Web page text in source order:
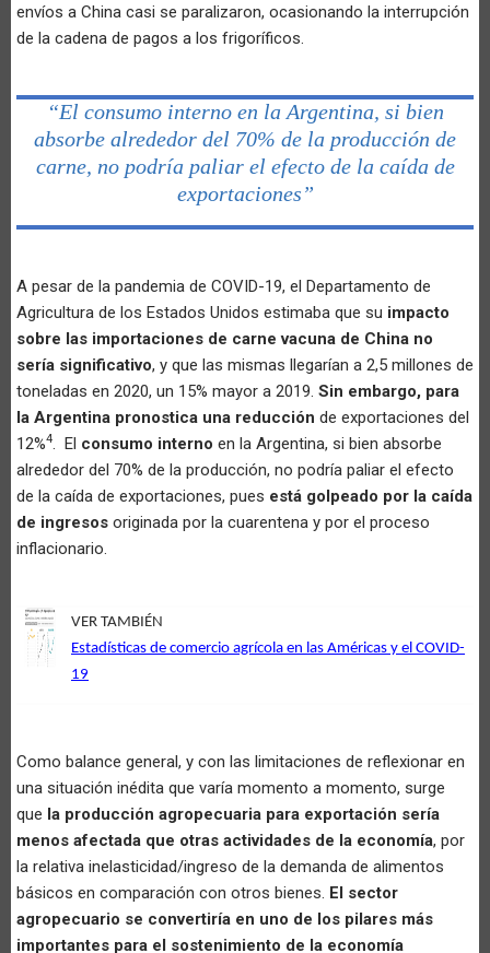
envíos a China casi se paralizaron, ocasionando la interrupción
de la cadena de pagos a los frigoríficos.
“El consumo interno en la Argentina, si bien
absorbe alrededor del 70% de la producción de
carne, no podría paliar el efecto de la caída de
exportaciones”
A pesar de la pandemia de COVID-19, el Departamento de
Agricultura de los Estados Unidos estimaba que su impacto
sobre las importaciones de carne vacuna de China no
sería significativo, y que las mismas llegarían a 2,5 millones de
toneladas en 2020, un 15% mayor a 2019. Sin embargo, para
la Argentina pronostica una reducción de exportaciones del
12%4. El consumo interno en la Argentina, si bien absorbe
alrededor del 70% de la producción, no podría paliar el efecto
de la caída de exportaciones, pues está golpeado por la caída
de ingresos originada por la cuarentena y por el proceso
inflacionario.
VER TAMBIÉN
Estadísticas de comercio agrícola en las Américas y el COVID-
19
Como balance general, y con las limitaciones de reflexionar en
una situación inédita que varía momento a momento, surge
que la producción agropecuaria para exportación sería
menos afectada que otras actividades de la economía, por
la relativa inelasticidad/ingreso de la demanda de alimentos
básicos en comparación con otros bienes. El sector
agropecuario se convertiría en uno de los pilares más
importantes para el sostenimiento de la economía